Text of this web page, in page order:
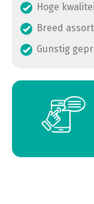
Hoge
Breed
Gunstig
a